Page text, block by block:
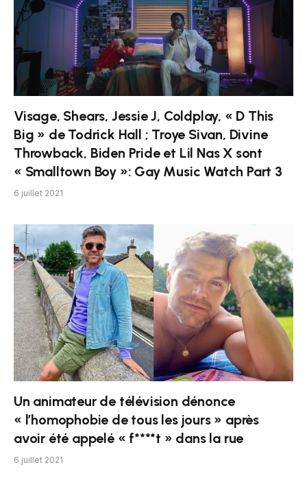
Visage, Shears, Jessie J, Coldplay, « D This
Big » de Todrick Hall ; Troye Sivan, Divine
Throwback, Biden Pride et Lil Nas X sont
« Smalltown Boy »: Gay Music Watch Part 3
6 juillet 2021
Un animateur de télévision dénonce
« l’homophobie de tous les jours » après
avoir été appelé « f****t » dans la rue
6 juillet 2021